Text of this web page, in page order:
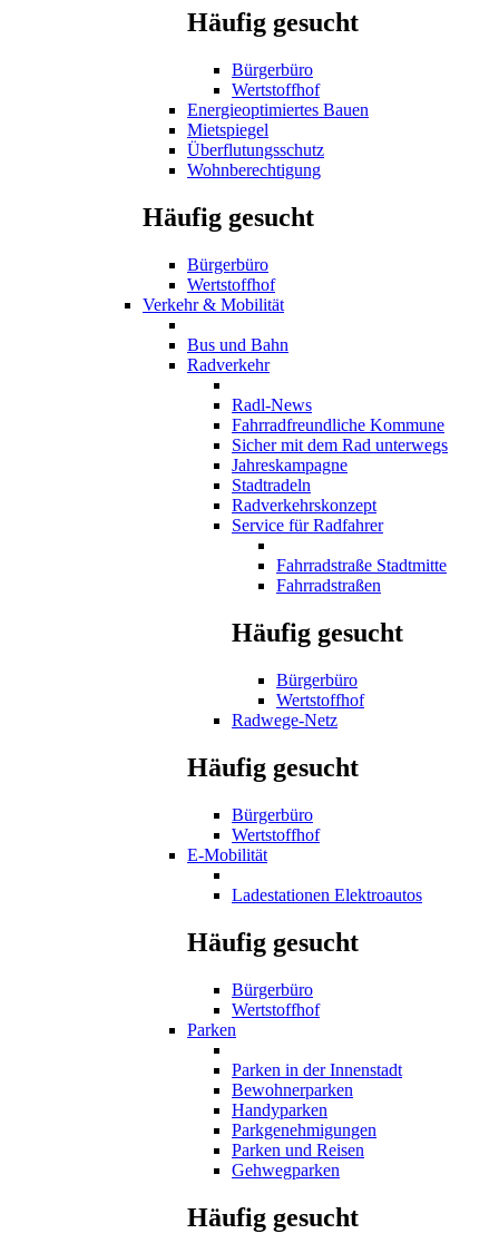
Häufig gesucht
Bürgerbüro
Wertstoffhof
Energieoptimiertes Bauen
Mietspiegel
Überflutungsschutz
Wohnberechtigung
Häufig gesucht
Bürgerbüro
Wertstoffhof
Verkehr & Mobilität
Bus und Bahn
Radverkehr
Radl-News
Fahrradfreundliche Kommune
Sicher mit dem Rad unterwegs
Jahreskampagne
Stadtradeln
Radverkehrskonzept
Service für Radfahrer
Fahrradstraße Stadtmitte
Fahrradstraßen
Häufig gesucht
Bürgerbüro
Wertstoffhof
Radwege-Netz
Häufig gesucht
Bürgerbüro
Wertstoffhof
E-Mobilität
Ladestationen Elektroautos
Häufig gesucht
Bürgerbüro
Wertstoffhof
Parken
Parken in der Innenstadt
Bewohnerparken
Handyparken
Parkgenehmigungen
Parken und Reisen
Gehwegparken
Häufig gesucht